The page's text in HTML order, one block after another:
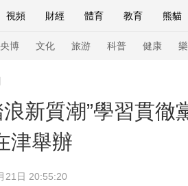
視頻 財經 體育 教育 熊貓
央視快評 習式妙語 熱解讀 天天
音 微視頻 主持人 下載央視影音
央博 文化 旅游 科普 健康
經濟 軍事
天天學習
浪新質潮”學習貫
津舉辦
21日 20:55:20